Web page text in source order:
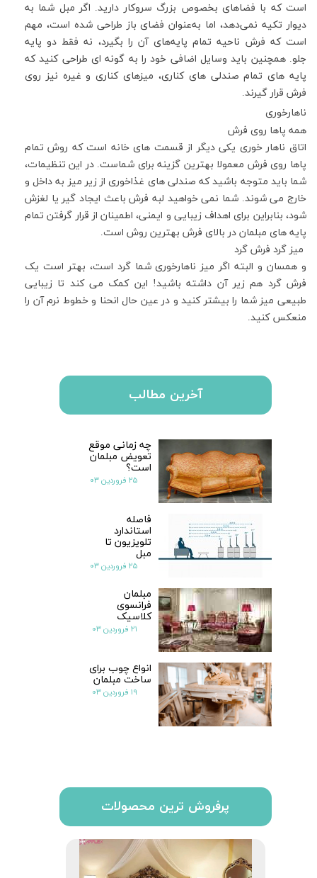
است که با فضاهای بخصوص بزرگ سروکار دارید. اگر مبل شما به
دیوار تکیه نمی‌دهد، اما به‌عنوان فضای باز طراحی شده است، مهم
است که فرش ناحیه تمام پایه‌های آن را بگیرد، نه فقط دو پایه
جلو.همچنین باید وسایل اضافی خود را به گونه ای طراحی کنید که
پایه های تمام صندلی های کناری، میزهای کناری و غیره نیز روی
فرش قرار گیرند.
ناهارخوری
همه پاها روی فرش
اتاق ناهار خوری یکی دیگر از قسمت های خانه است که روش تمام
پاها روی فرش معمولا بهترین گزینه برای شماست. در این تنظیمات،
شما باید متوجه باشید که صندلی های غذاخوری از زیر میز به داخل و
خارج می شوند. شما نمی خواهید لبه فرش باعث ایجاد گیر یا لغزش
شود، بنابراین برای اهداف زیبایی و ایمنی، اطمینان از قرار گرفتن تمام
پایه های مبلمان در بالای فرش بهترین روش است.
میز گرد فرش گرد
و همسان و البته اگر میز ناهارخوری شما گرد است، بهتر است یک
فرش گرد هم زیر آن داشته باشید! این کمک می کند تا زیبایی
طبیعی میز شما را بیشتر کنید و در عین حال انحنا و خطوط نرم آن را
منعکس کنید.
پرفروش ترین محصولات
آخرین مطالب
چه زمانی موقع
تعویض مبلمان
است؟
۲۵ فروردین ۰۳
فاصله
استاندارد
تلویزیون تا
مبل
۲۵ فروردین ۰۳
مبلمان
فرانسوی
کلاسیک
۲۱ فروردین ۰۳
انواع چوب برای
ساخت مبلمان
۱۹ فروردین ۰۳